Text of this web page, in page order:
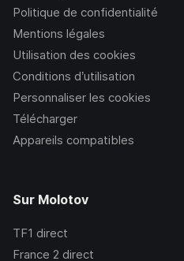
Politique de confidentialité
Mentions légales
Utilisation des cookies
Conditions d’utilisation
Personnaliser les cookies
Télécharger
Appareils compatibles
Sur Molotov
TF1 direct
France 2 direct